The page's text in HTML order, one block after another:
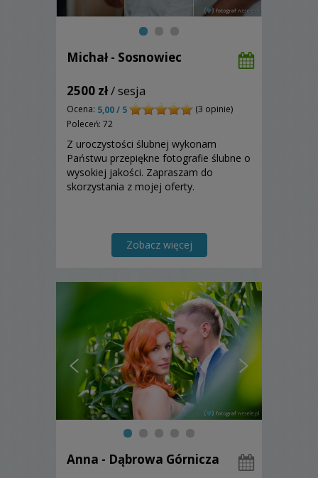
Michał - Sosnowiec
2500 zł/ sesja
Ocena: 5,00 / 5
(3 opinie)
Poleceń: 72
Z uroczystości ślubnej wykonam
Państwu przepiękne fotografie ślubne o
wysokiej jakości. Zapraszam do
skorzystania z mojej oferty.
Zobacz więcej
Anna - Dąbrowa Górnicza